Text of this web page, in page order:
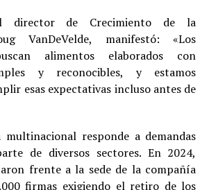
director de Crecimiento de la
VanDeVelde, manifestó: «Los
alimentos elaborados con
y reconocibles, y estamos
esas expectativas incluso antes de
responde a demandas
de diversos sectores. En 2024,
frente a la sede de la compañía
firmas exigiendo el retiro de los